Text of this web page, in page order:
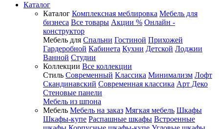
Каталог
Каталог Комплексная меблировка Мебель для
бизнеса Все товары Акции % Онлайн -
конструктор
Мебель для Спальни Гостиной Прихожей
Гардеробной Кабинета Кухни Детской Лоджии
Ванной Студии
Коллекции Все коллекции
Стиль Современный Классика Минимализм Лофт
Скандинавский Современная классика Арт Деко
Стеновые панели
Мебель из шпона
Мебель Мебель на заказ Мягкая мебель Шкафы
Шкафы-купе Распашные шкафы Встроенные